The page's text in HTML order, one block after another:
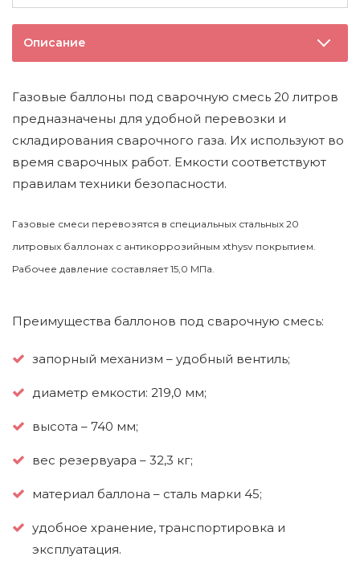
Описание
Газовые баллоны под сварочную смесь 20 литров
предназначены для удобной перевозки и
складирования сварочного газа. Их используют во
время сварочных работ. Емкости соответствуют
правилам техники безопасности.
Газовые смеси перевозятся в специальных стальных 20
литровых баллонах с антикоррозийным xthysv покрытием.
Рабочее давление составляет 15,0 МПа.
Преимущества баллонов под сварочную смесь:
запорный механизм – удобный вентиль;
диаметр емкости: 219,0 мм;
высота – 740 мм;
вес резервуара – 32,3 кг;
материал баллона – сталь марки 45;
удобное хранение, транспортировка и
эксплуатация.